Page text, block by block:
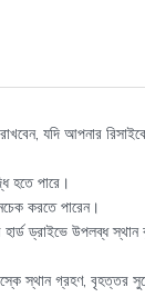
যদি আপনার
হতে পারে।
করতে পারেন।
ড্রাইভে উপলব্ধ স্থান
স্থান গ্রহণ, বৃহত্তর